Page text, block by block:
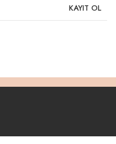
KAYIT OL